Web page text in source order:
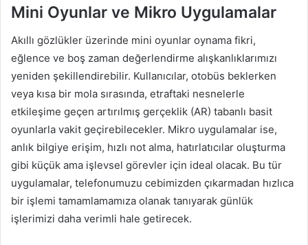
Mini Oyunlar ve Mikro Uygulamalar
Akıllı gözlükler üzerinde mini oyunlar oynama fikri,
eğlence ve boş zaman değerlendirme alışkanlıklarımızı
yeniden şekillendirebilir. Kullanıcılar, otobüs beklerken
veya kısa bir mola sırasında, etraftaki nesnelerle
etkileşime geçen artırılmış gerçeklik (AR) tabanlı basit
oyunlarla vakit geçirebilecekler. Mikro uygulamalar ise,
anlık bilgiye erişim, hızlı not alma, hatırlatıcılar oluşturma
gibi küçük ama işlevsel görevler için ideal olacak. Bu tür
uygulamalar, telefonumuzu cebimizden çıkarmadan hızlıca
bir işlemi tamamlamamıza olanak tanıyarak günlük
işlerimizi daha verimli hale getirecek.